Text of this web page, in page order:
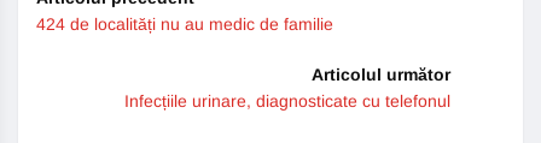
424 de localități nu au medic de familie
Articolul următor
Infecțiile urinare, diagnosticate cu telefonul